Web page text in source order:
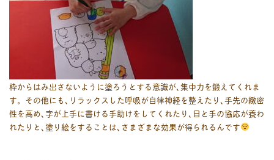
枠からはみ出さないように塗ろうとする意識が､集中力を鍛えてくれま
す。その他にも､リラックスした呼吸が自律神経を整えたり､手先の緻密
性を高め､字が上手に書ける手助けをしてくれたり､目と手の協応が養わ
れたりと､塗り絵をすることは､さまざまな効果が得られるんです